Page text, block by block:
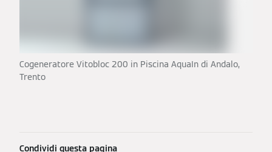
Cogeneratore Vitobloc 200 in Piscina AquaIn di Andalo,
Trento
Condividi questa pagina